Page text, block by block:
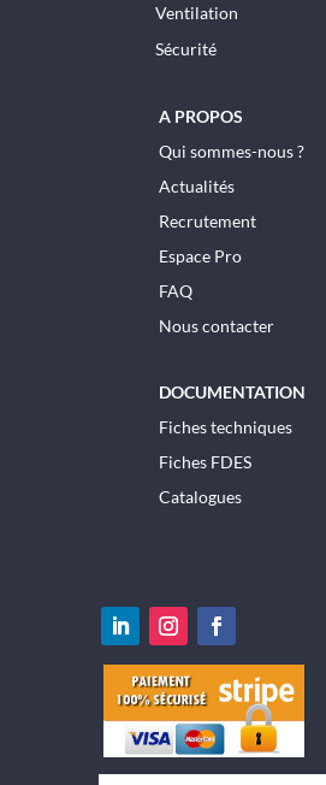
Ventilation
Sécurité
A PROPOS
Qui sommes-nous ?
Actualités
Recrutement
Espace Pro
FAQ
Nous contacter
DOCUMENTATION
Fiches techniques
Fiches FDES
Catalogues